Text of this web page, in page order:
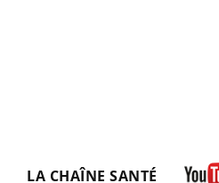
LA CHAÎNE SANTÉ